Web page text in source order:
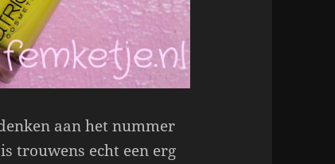
aan het nummer
trouwens echt een erg